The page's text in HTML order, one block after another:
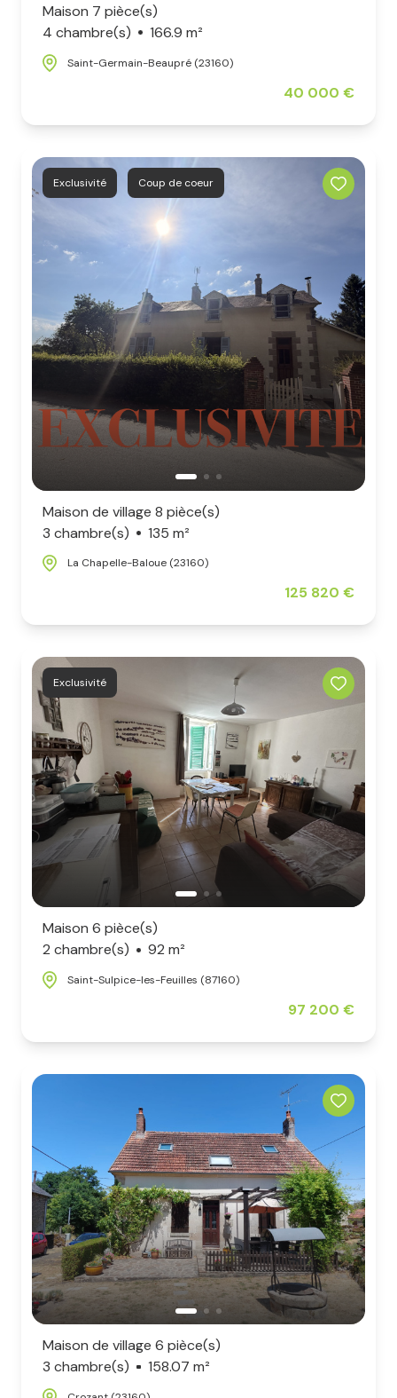
Maison 7 pièce(s)
4 chambre(s)
166.9 m²
Saint-Germain-Beaupré (23160)
40 000 €
Exclusivité Coup de coeur
Maison de village 8 pièce(s)
3 chambre(s)
135 m²
La Chapelle-Baloue (23160)
125 820 €
Exclusivité
Maison 6 pièce(s)
2 chambre(s)
92 m²
Saint-Sulpice-les-Feuilles (87160)
97 200 €
Maison de village 6 pièce(s)
3 chambre(s)
158.07 m²